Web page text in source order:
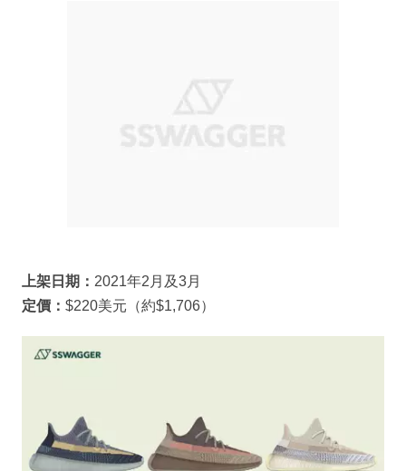
上架日期： 2021年2月及3月
定價： $220美元（約$1,706）